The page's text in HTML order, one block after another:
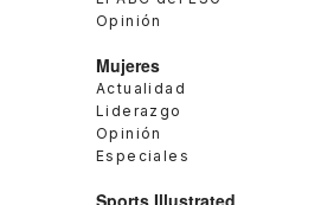
Opinión
Mujeres
Actualidad
Liderazgo
Opinión
Especiales
Sports Illustrated